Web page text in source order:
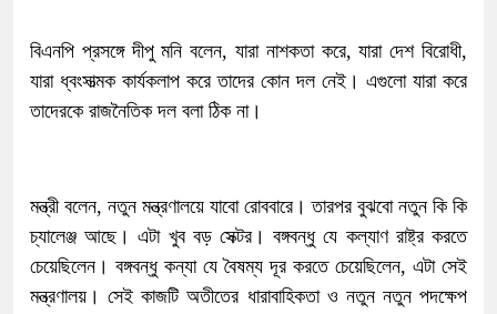
বিএনপি প্রসঙ্গে দীপু মনি বলেন, যারা নাশকতা করে, যারা দেশ বিরোধী,
যারা ধ্বংসাত্মক কার্যকলাপ করে তাদের কোন দল নেই। এগুলো যারা করে
তাদেরকে রাজনৈতিক দল বলা ঠিক না।
মন্ত্রী বলেন, নতুন মন্ত্রণালয়ে যাবো রোববারে। তারপর বুঝবো নতুন কি কি
চ্যালেঞ্জ আছে। এটা খুব বড় সেক্টর। বঙ্গবন্ধু যে কল্যাণ রাষ্ট্র করতে
চেয়েছিলেন। বঙ্গবন্ধু কন্যা যে বৈষম্য দূর করতে চেয়েছিলেন, এটা সেই
মন্ত্রণালয়। সেই কাজটি অতীতের ধারাবাহিকতা ও নতুন নতুন পদক্ষেপ